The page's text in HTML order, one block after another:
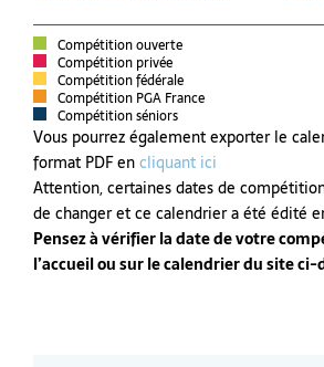
Compétition ouverte
Compétition privée
Compétition fédérale
Compétition PGA France
Compétition séniors
Vous pourrez également exporter le
format PDF encliquant ici
Attention, certaines dates de
de changer et ce calendrier a été édité
Pensez à vérifier la date de votre
l’accueil ou sur le calendrier du site ci-